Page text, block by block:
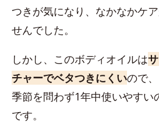
つきが気になり、なかなかケ
せんでした。
しかし、このボディオイルは
チャーでベタつきにくいので、
季節を問わず1年中使いやすい
です。